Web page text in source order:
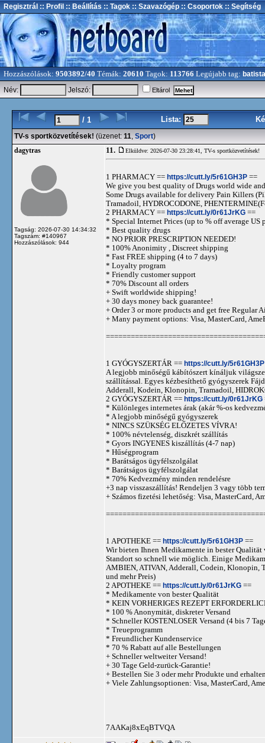
Regisztrál :: Profil :: Beállítás :: Tagok :: Szavazógép :: Csoportok :: Segítség
Hozzászólások: 9503892/40 Témák: 20610 Tagok: 113766 Legújabb tag: batista
Név:
Jelszó: Eltárol
/ 1 Lista:
TV-s sportközvetítések! (üzenet: 11, Sport)
dagytras
Tagság: 2026-07-30 14:34:32
Tagszám: #140967
Hozzászólások: 944
11. Elküldve: 2026-07-30 23:28:41, TV-s sportközvetítések!
1 PHARMACY == https://cutt.ly/5r61GH3P ==
We give you best quality of Drugs world wide
Some Drugs available for delivery Pain Killers
Tramadoil, HYDROCODONE,
2 PHARMACY == https://cutt.ly/0r61JrKG ==
* Special Internet Prices (up to % off average US
* Best quality drugs
* NO PRIOR PRESCRIPTION NEEDED!
* 100% Anonimity , Discreet shipping
* Fast FREE shipping (4 to 7 days)
* Loyalty program
* Friendly customer support
* 70% Discount all orders
+ Swift worldwide shipping!
+ 30 days money back guarantee!
+ Order 3 or more products and get free Regular
+ Many payment options: Visa, MasterCard,
1 GYÓGYSZERTÁR == https://cutt.ly/5r61GH3P
A legjobb minőségű kábítószert kínáljuk
szállítással. Egyes kézbesíthető gyógyszerek
Adderall, Kodein, Klonopin, Tramadoil,
2 GYÓGYSZERTÁR == https://cutt.ly/0r61JrKG
* Különleges internetes árak (akár %-os
* A legjobb minőségű gyógyszerek
* NINCS SZÜKSÉG ELŐZETES VÍVRA!
* 100% névtelenség, diszkrét szállítás
* Gyors INGYENES kiszállítás (4-7 nap)
* Hűségprogram
* Barátságos ügyfélszolgálat
* Barátságos ügyfélszolgálat
* 70% Kedvezmény minden rendelésre
+3 nap visszaszállítás! Rendeljen 3 vagy több
+ Számos fizetési lehetőség: Visa, MasterCard,
1 APOTHEKE == https://cutt.ly/5r61GH3P ==
Wir bieten Ihnen Medikamente in bester
Standort so schnell wie möglich. Einige
AMBIEN, ATIVAN, Adderall, Codein, Klonopin,
und mehr Preis)
2 APOTHEKE == https://cutt.ly/0r61JrKG ==
* Medikamente von bester Qualität
* KEIN VORHERIGES REZEPT
* 100 % Anonymität, diskreter Versand
* Schneller KOSTENLOSER Versand (4 bis 7
* Treueprogramm
* Freundlicher Kundenservice
* 70 % Rabatt auf alle Bestellungen
+ Schneller weltweiter Versand!
+ 30 Tage Geld-zurück-Garantie!
+ Bestellen Sie 3 oder mehr Produkte und
+ Viele Zahlungsoptionen: Visa, MasterCard,
7AAKaj8xEqBTVQA